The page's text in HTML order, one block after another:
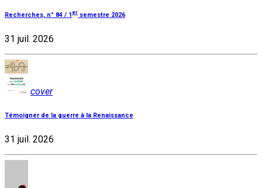
Recherches, n° 84 / 1er semestre 2026
31 juil. 2026
cover
Témoigner de la guerre à la Renaissance
31 juil. 2026